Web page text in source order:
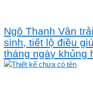
Ngô Thanh Vân
sinh, tiết lộ điều
tháng ngày khủng